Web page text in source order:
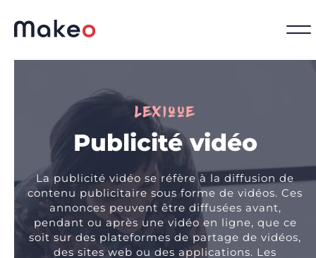
Lexique
Publicité vidéo
La publicité vidéo se réfère à la diffusion de
contenu publicitaire sous forme de vidéos. Ces
annonces peuvent être diffusées avant,
pendant ou après une vidéo en ligne, que ce
soit sur des plateformes de partage de vidéos,
des sites web ou des applications. Les